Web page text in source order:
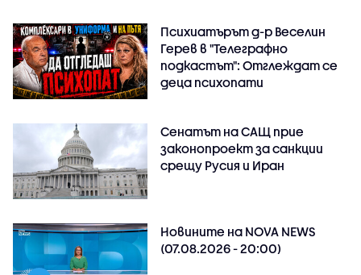
Психиатърът д-р Веселин
Герев в "Телеграфно
подкастът": Отглеждат се
деца психопати
Сенатът на САЩ прие
законопроект за санкции
срещу Русия и Иран
Новините на NOVA NEWS
(07.08.2026 - 20:00)